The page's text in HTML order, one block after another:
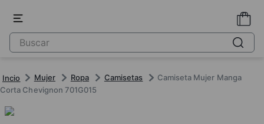
Mujer Ropa Camisetas
Camiseta Mujer Manga
Corta Chevignon 701G015